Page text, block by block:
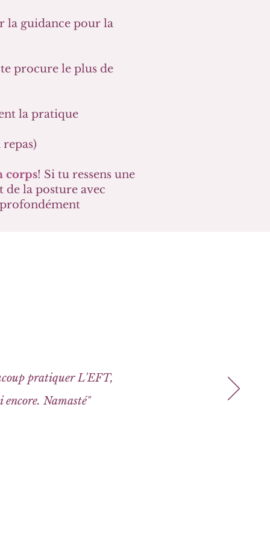
la guidance pour la
procure le plus de
la pratique
corps! Si tu ressens une
la posture avec
pratiquer L'EFT,
Namasté"